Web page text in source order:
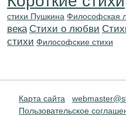
стихи Пушкина Философская
века Стихи о любви
стихи Философские стихи
Карта сайта
Пользовательское